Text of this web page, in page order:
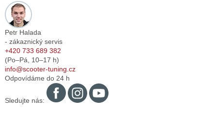
Petr Halada
- zákaznický servis
+420 733 689 382
(Po–Pá, 10–17 h)
info@scooter-tuning.cz
Odpovídáme do 24 h
Sledujte nás: